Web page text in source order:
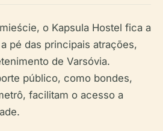
o Kapsula Hostel fica a
pé das principais atrações,
de Varsóvia.
público, como bondes,
facilitam o acesso a